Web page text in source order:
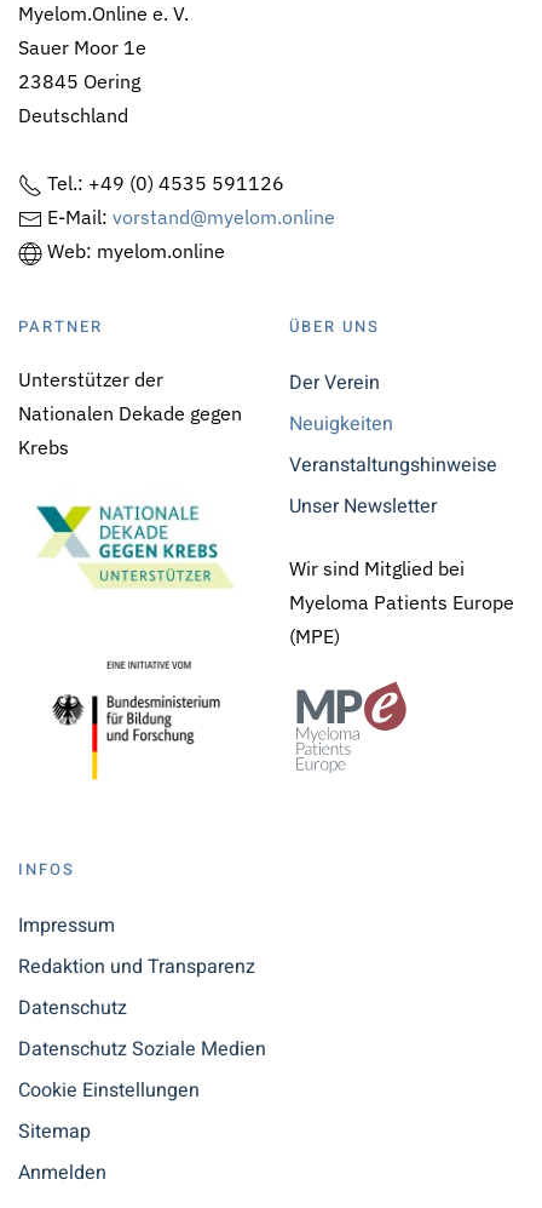
Myelom.Online e. V.
Sauer Moor 1e
23845 Oering
Deutschland
Tel.: +49 (0) 4535 591126
E-Mail: vorstand@myelom.online
Web: myelom.online
PARTNER
Unterstützer der
Nationalen Dekade gegen
Krebs
ÜBER UNS
Der Verein
Neuigkeiten
Veranstaltungshinweise
Unser Newsletter
Wir sind Mitglied bei
Myeloma Patients Europe
(MPE)
INFOS
Impressum
Redaktion und Transparenz
Datenschutz
Datenschutz Soziale Medien
Cookie Einstellungen
Sitemap
Anmelden